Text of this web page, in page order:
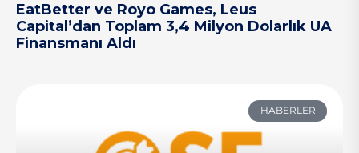
EatBetter ve Royo Games, Leus
Capital’dan Toplam 3,4 Milyon Dolarlık UA
Finansmanı Aldı
HABERLER